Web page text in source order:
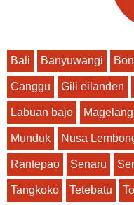
Bali Banyuwangi
Canggu Gili eilanden
Labuan bajo Magelang
Munduk Nusa
Rantepao Senaru
Tangkoko Tetebatu